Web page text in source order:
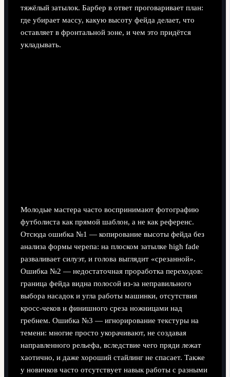
тяжёлый затылок. Барбер в ответ проговаривает план:
где убирает массу, какую высоту фейда делает, что
оставляет в фронтальной зоне, и чем это придётся
укладывать.
Молодые мастера часто воспринимают фотографию
футболиста как прямой шаблон, а не как референс.
Отсюда ошибка №1 — копирование высоты фейда без
анализа формы черепа: на плоском затылке high fade
разваливает силуэт, и голова выглядит «срезанной».
Ошибка №2 — недостаточная проработка переходов:
граница фейда видна полосой из-за неправильного
выбора насадок и угла работы машинки, отсутствия
кросс-чеков и финишного среза ножницами над
гребнем. Ошибка №3 — игнорирование текстуры на
темени: многие просто укорачивают, не создавая
направленного рельефа, вследствие чего пряди лежат
хаотично, и даже хороший стайлинг не спасает. Также
у новичков часто отсутствует навык работы с разными